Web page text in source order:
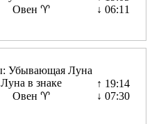
Овен ♈
↓ 06:11
Луна в знаке
Овен ♈
↑ 19:14
↓ 07:30